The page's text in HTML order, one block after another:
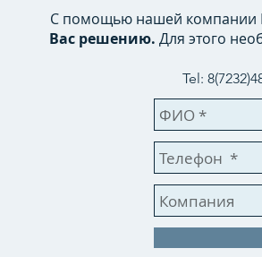
С помощью нашей компании
Вас решению. Для этого
Tel: